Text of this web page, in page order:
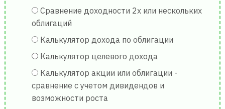
Сравнение доходности 2х или нескольких
облигаций
Калькулятор дохода по облигации
Калькулятор целевого дохода
Калькулятор акции или облигации -
сравнение с учетом дивидендов и
возможности роста